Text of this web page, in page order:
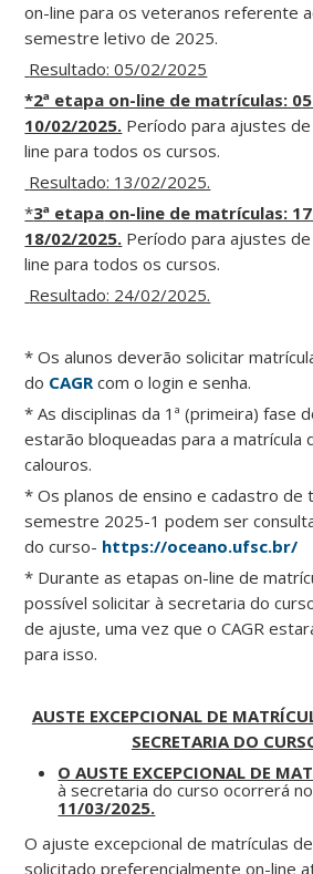
on-line para os veteranos referente
semestre letivo de 2025.
Resultado: 05/02/2025
*2ª etapa on-line de matrículas:
10/02/2025. Período para ajustes
line para todos os cursos.
Resultado: 13/02/2025.
*3ª etapa on-line de matrículas:
18/02/2025. Período para ajustes
line para todos os cursos.
Resultado: 24/02/2025.
* Os alunos deverão solicitar
do CAGRcom o login e senha.
* As disciplinas da 1ª (primeira) fase
estarão bloqueadas para a matrícula
calouros.
* Os planos de ensino e cadastro de
semestre 2025-1 podem ser
do curso- https://oceano.ufsc.br/
* Durante as etapas on-line de
possível solicitar à secretaria do
de ajuste, uma vez que o CAGR
para isso.
AUSTE EXCEPCIONAL DE
SECRETARIA DO
O AUSTE EXCEPCIONAL DE
à secretaria do curso ocorrerá
11/03/2025.
O ajuste excepcional de matrículas
solicitado preferencialmente on-line